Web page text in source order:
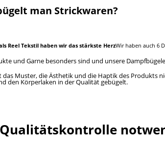
man Strickwaren?
Reel Tekstil haben wir das stärkste HerzWir haben auch 6
und Garne besonders sind und unsere
Muster, die Ästhetik und die Haptik des
den Körperlaken in der Qualität gebügelt.